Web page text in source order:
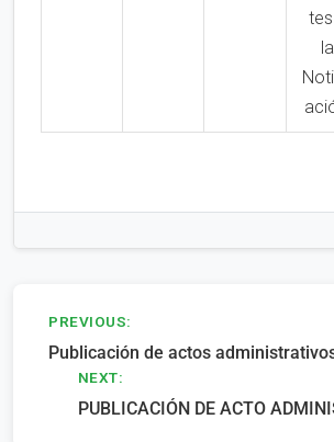
la
Navegación
de
entradas
PREVIOUS:
Publicación de actos
NEXT:
PUBLICACIÓN DE ACTO